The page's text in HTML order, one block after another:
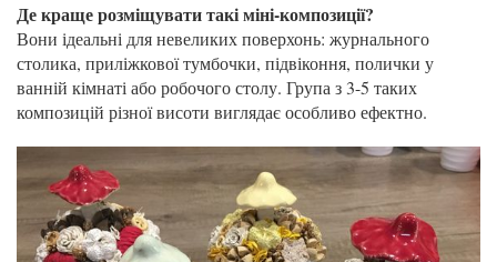
Де краще розміщувати такі міні-композиції?
Вони ідеальні для невеликих поверхонь: журнального
столика, приліжкової тумбочки, підвіконня, полички у
ванній кімнаті або робочого столу. Група з 3-5 таких
композицій різної висоти виглядає особливо ефектно.